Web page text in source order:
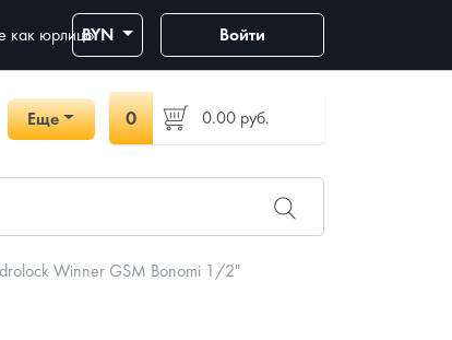
как юрлицоBYN Войти
Еще 0 0.00 руб.
Winner GSM Bonomi 1/2"